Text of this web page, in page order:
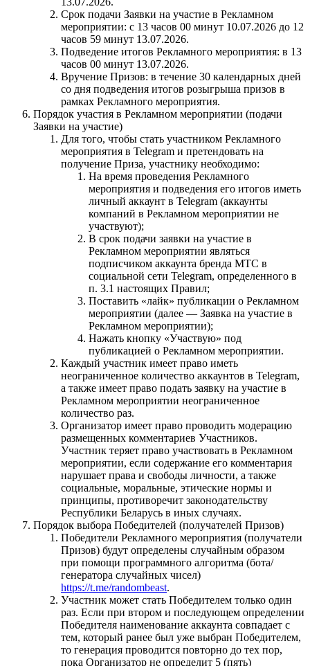
Срок подачи Заявки на участие в Рекламном
мероприятии: с 13 часов 00 минут 10.07.2026 до 12
часов 59 минут 13.07.2026.
Подведение итогов Рекламного мероприятия: в 13
часов 00 минут 13.07.2026.
Вручение Призов: в течение 30 календарных дней
со дня подведения итогов розыгрыша призов в
рамках Рекламного мероприятия.
Порядок участия в Рекламном мероприятии (подачи
Заявки на участие)
Для того, чтобы стать участником Рекламного
мероприятия в Telegram и претендовать на
получение Приза, участнику необходимо:
На время проведения Рекламного
мероприятия и подведения его итогов иметь
личный аккаунт в Telegram (аккаунты
компаний в Рекламном мероприятии не
участвуют);
В срок подачи заявки на участие в
Рекламном мероприятии являться
подписчиком аккаунта бренда МТС в
социальной сети Telegram, определенного в
п. 3.1 настоящих Правил;
Поставить «лайк» публикации о Рекламном
мероприятии (далее — Заявка на участие в
Рекламном мероприятии);
Нажать кнопку «Участвую» под
публикацией о Рекламном мероприятии.
Каждый участник имеет право иметь
неограниченное количество аккаунтов в Telegram,
а также имеет право подать заявку на участие в
Рекламном мероприятии неограниченное
количество раз.
Организатор имеет право проводить модерацию
размещенных комментариев Участников.
Участник теряет право участвовать в Рекламном
мероприятии, если содержание его комментария
нарушает права и свободы личности, а также
социальные, моральные, этические нормы и
принципы, противоречит законодательству
Республики Беларусь в иных случаях.
Порядок выбора Победителей (получателей Призов)
Победители Рекламного мероприятия (получатели
Призов) будут определены случайным образом
при помощи программного алгоритма (бота/
генератора случайных чисел)
https://t.me/randombeast.
Участник может стать Победителем только один
раз. Если при втором и последующем определении
Победителя наименование аккаунта совпадает с
тем, который ранее был уже выбран Победителем,
то генерация проводится повторно до тех пор,
пока Организатор не определит 5 (пять)